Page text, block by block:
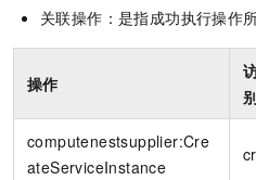
关联操作：是指成功执行操作
操作
computenestsupplier:Cre
ateServiceInstance
大模型解决方案
10 分钟在聊天系统中增加一个 AI 助手